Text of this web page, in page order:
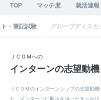
TOP マッチ度 就活速報
・筆記試験 グループディスカ
ＪＣＯＭへの
インターンの志望動
ＪＣＯＭのインターンシップの志望動
た、インターンに興味を持ったきっか